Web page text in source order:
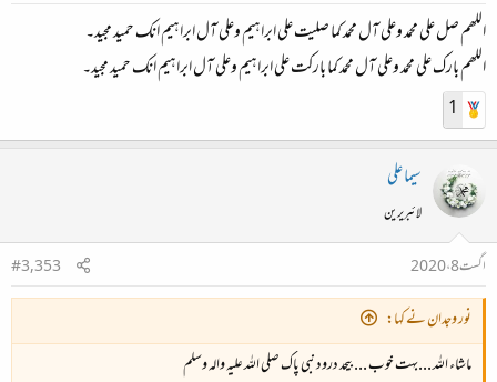
اللھم صل علی محمد وعلی آل محمد کما صلیت علی ابراہیم وعلی آل ابراہیم انک حمید مجید۔
اللھم بارک علی محمد وعلی آل محمد کما بارکت علی ابراہیم وعلی آل ابراہیم انک حمید مجید۔
1
سیما علی
لائبریرین
اگست 8، 2020
#3,353
نور وجدان نے کہا:
ماشاء اللہ ...بہت خوب ...بیحد درود نبی پاک صلی اللہ علیہ والہ وسلم